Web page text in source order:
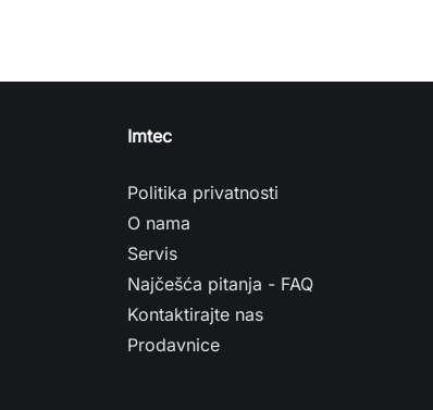
Imtec
Politika privatnosti
O nama
Servis
Najčešća pitanja - FAQ
Kontaktirajte nas
Prodavnice